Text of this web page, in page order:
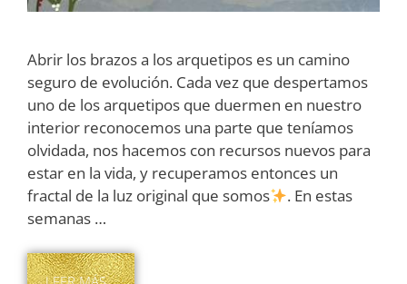
Abrir los brazos a los arquetipos es un camino
seguro de evolución. Cada vez que despertamos
uno de los arquetipos que duermen en nuestro
interior reconocemos una parte que teníamos
olvidada, nos hacemos con recursos nuevos para
estar en la vida, y recuperamos entonces un
fractal de la luz original que somos
. En estas
semanas …